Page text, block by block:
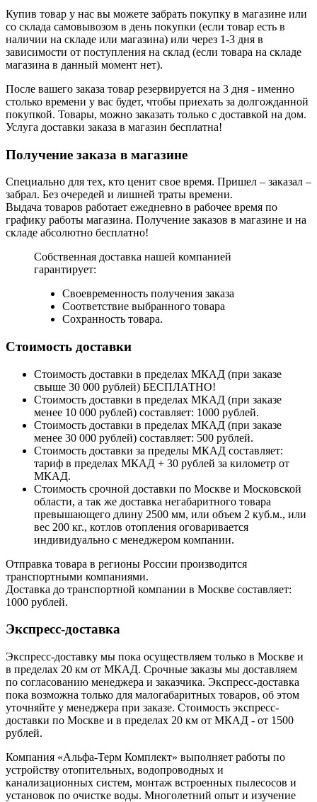
Купив товар у нас вы можете забрать покупку в магазине или
со склада самовывозом в день покупки (если товар есть в
наличии на складе или магазина) или через 1-3 дня в
зависимости от поступления на склад (если товара на складе
магазина в данный момент нет).
После вашего заказа товар резервируется на 3 дня - именно
столько времени у вас будет, чтобы приехать за долгожданной
покупкой. Товары, можно заказать только с доставкой на дом.
Услуга доставки заказа в магазин бесплатна!
Получение заказа в магазине
Специально для тех, кто ценит свое время. Пришел – заказал –
забрал. Без очередей и лишней траты времени.
Выдача товаров работает ежедневно в рабочее время по
графику работы магазина. Получение заказов в магазине и на
складе абсолютно бесплатно!
Собственная доставка нашей компанией
гарантирует:
Своевременность получения заказа
Соответствие выбранного товара
Сохранность товара.
Стоимость доставки
Стоимость доставки в пределах МКАД (при заказе
свыше 30 000 рублей) БЕСПЛАТНО!
Стоимость доставки в пределах МКАД (при заказе
менее 10 000 рублей) составляет: 1000 рублей.
Стоимость доставки в пределах МКАД (при заказе
менее 30 000 рублей) составляет: 500 рублей.
Стоимость доставки за пределы МКАД составляет:
тариф в пределах МКАД + 30 рублей за километр от
МКАД.
Стоимость срочной доставки по Москве и Московской
области, а так же доставка негабаритного товара
превышающего длину 2500 мм, или объем 2 куб.м., или
вес 200 кг., котлов отопления оговаривается
индивидуально с менеджером компании.
Отправка товара в регионы России производится
транспортными компаниями.
Доставка до транспортной компании в Москве составляет:
1000 рублей.
Экспресс-доставка
Экспресс-доставку мы пока осуществляем только в Москве и
в пределах 20 км от МКАД. Срочные заказы мы доставляем
по согласованию менеджера и заказчика. Экспресс-доставка
пока возможна только для малогабаритных товаров, об этом
уточняйте у менеджера при заказе. Стоимость экспресс-
доставки по Москве и в пределах 20 км от МКАД - от 1500
рублей.
Компания «Альфа-Терм Комплект» выполняет работы по
устройству отопительных, водопроводных и
канализационных систем, монтаж встроенных пылесосов и
установок по очистке воды. Многолетний опыт и изучение